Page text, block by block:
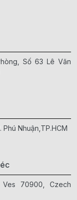
Số 63 Lê Văn
Nhuận,TP.HCM
70900, Czech